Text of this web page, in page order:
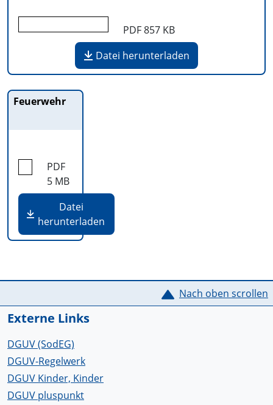
PDF857 KB
Datei herunterladen
Feuerwehr
PDF
5 MB
Datei
herunterladen
Service Informationen Nach oben scrollen
Externe Links
DGUV (SodEG)
DGUV-Regelwerk
DGUV Kinder, Kinder
DGUV pluspunkt